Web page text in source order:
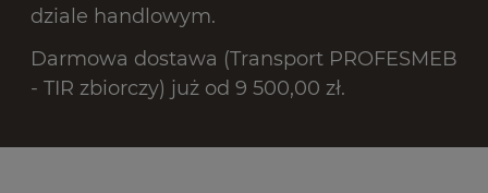
dziale handlowym.
Darmowa dostawa (Transport PROFESMEB
- TIR zbiorczy) już od 9 500,00 zł.